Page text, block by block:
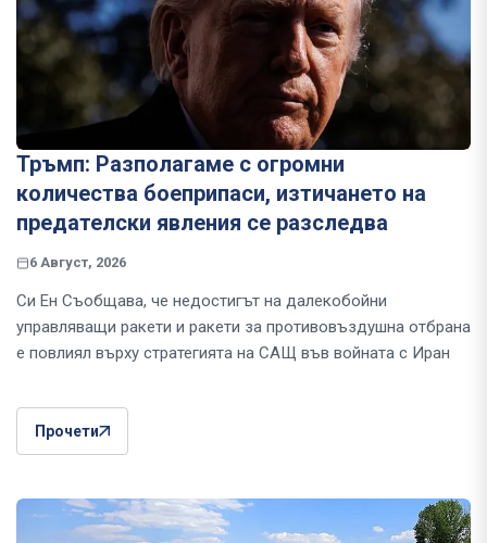
Тръмп: Разполагаме с огромни
количества боеприпаси, изтичането на
предателски явления се разследва
6 Август, 2026
Си Ен Съобщава, че недостигът на далекобойни
управляващи ракети и ракети за противовъздушна отбрана
е повлиял върху стратегията на САЩ във войната с Иран
Прочети